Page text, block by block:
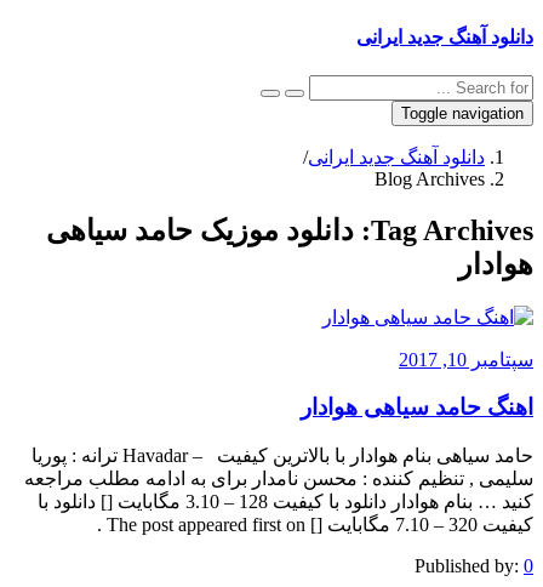
دانلود آهنگ جدید ایرانی
Toggle navigation
دانلود آهنگ جدید ایرانی/
Blog Archives
Tag Archives: دانلود موزیک حامد سیاهی
هوادار
سپتامبر 10, 2017
اهنگ حامد سیاهی هوادار
حامد سیاهی بنام هوادار با بالاترین کیفیت – Havadar ترانه : پوریا
سلیمی , تنظیم کننده : محسن نامدار برای به ادامه مطلب مراجعه
کنید … بنام هوادار دانلود با کیفیت 128 – 3.10 مگابایت [] دانلود با
کیفیت 320 – 7.10 مگابایت [] The post appeared first on .
Published by: 0